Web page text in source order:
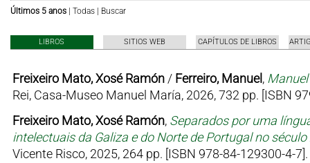
Últimos 5 anos| Todas| Buscar
LIBROS SITIOS WEB CAPÍTULOS DE LIBROS
Freixeiro Mato, Xosé Ramón/ Ferreiro, Manuel,
Rei, Casa-Museo Manuel María, 2026, 732 pp. [ISBN
Freixeiro Mato, Xosé Ramón, Separados por uma
intelectuais da Galiza e do Norte de Portugal no
Vicente Risco, 2025, 264 pp. [ISBN 978-84-129300-4-7].